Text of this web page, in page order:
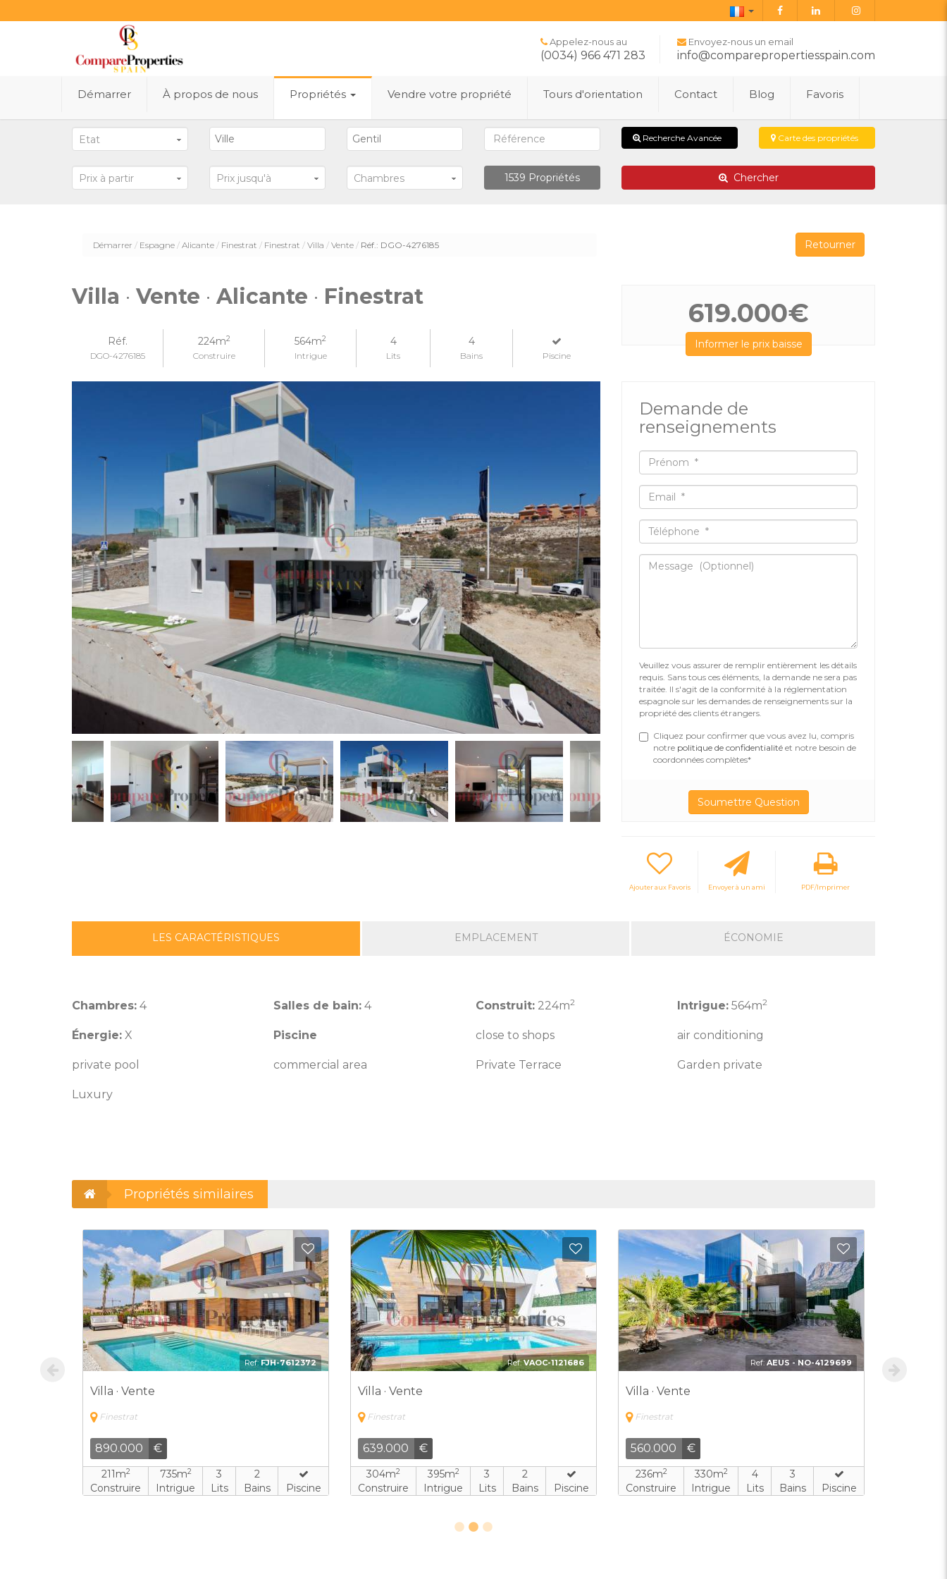
Français
Appelez-nous au
(0034) 966 471 283
Envoyez-nous un email
info@comparepropertiesspain.com
Démarrer À propos de nous Propriétés Vendre votre propriété Tours d'orientation Contact Blog Favoris
Etat
Prix ​​à partir Prix ​​jusqu'à Chambres 1539 Propriétés
Recherche Avancée Carte des propriétés
Chercher
Démarrer Espagne Alicante Finestrat Finestrat Villa Vente Réf.: DGO-4276185 Retourner
Villa · Vente · Alicante · Finestrat
Réf.
DGO-4276185
224m2
Construire
564m2
Intrigue
4
Lits
4
Bains Piscine
619.000€
Informer le prix baisse
Demande de
renseignements
Veuillez vous assurer de remplir entièrement les détails
requis. Sans tous ces éléments, la demande ne sera pas
traitée. Il s'agit de la conformité à la réglementation
espagnole sur les demandes de renseignements sur la
propriété des clients étrangers.
Cliquez pour confirmer que vous avez lu, compris
notre politique de confidentialité et notre besoin de
coordonnées complètes*
Ajouter aux Favoris Envoyer à un ami PDF/Imprimer
LES CARACTÉRISTIQUES EMPLACEMENT ÉCONOMIE
Chambres: 4 Salles de bain: 4 Construit:224m2 Intrigue:564m2
Énergie: X Piscine close to shops air conditioning
private pool commercial area Private Terrace Garden private
Luxury
Propriétés similaires
Ajouter aux Favoris
Ref:FJH-7612372
Villa · Vente
Finestrat
890.000 €
211m2
Construire
735m2
Intrigue
3
Lits
2
Bains
Piscine
Ajouter aux Favoris
Ref:VAOC-1121686
Villa · Vente
Finestrat
639.000 €
304m2
Construire
395m2
Intrigue
3
Lits
2
Bains
Piscine
Ajouter aux Favoris
Ref: AEUS - NO-4129699
Villa · Vente
Finestrat
560.000 €
236m2
Construire
330m2
Intrigue
4
Lits
3
Bains
Piscine
Ajouter aux